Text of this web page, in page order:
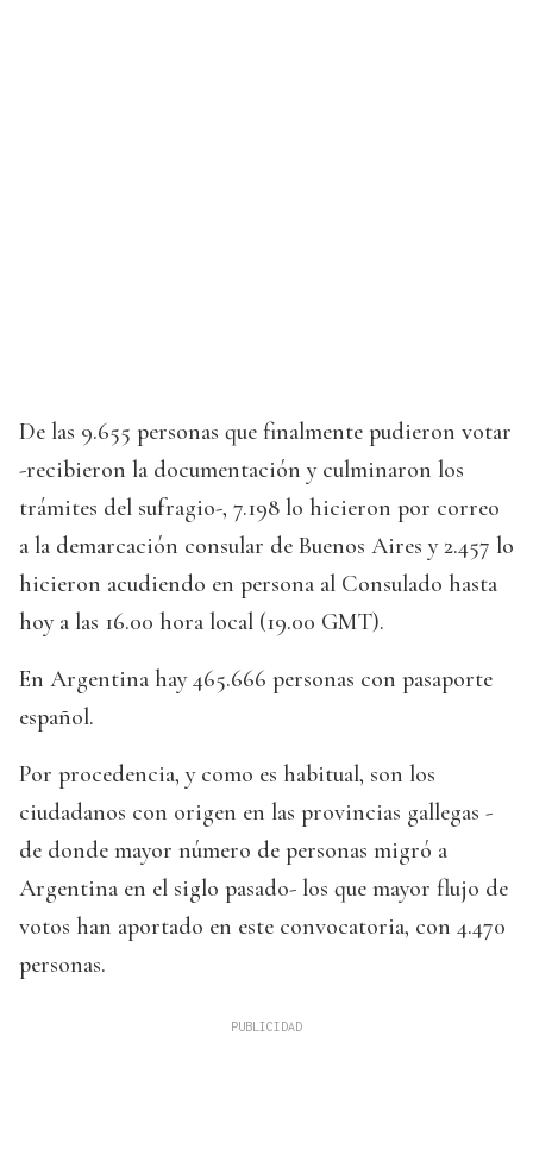
De las 9.655 personas que finalmente pudieron votar
-recibieron la documentación y culminaron los
trámites del sufragio-, 7.198 lo hicieron por correo
a la demarcación consular de Buenos Aires y 2.457 lo
hicieron acudiendo en persona al Consulado hasta
hoy a las 16.00 hora local (19.00 GMT).
En Argentina hay 465.666 personas con pasaporte
español.
Por procedencia, y como es habitual, son los
ciudadanos con origen en las provincias gallegas -
de donde mayor número de personas migró a
Argentina en el siglo pasado- los que mayor flujo de
votos han aportado en este convocatoria, con 4.470
personas.